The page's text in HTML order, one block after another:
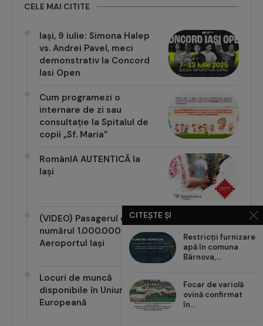
CELE MAI CITITE
Iași, 9 iulie: Simona Halep
vs. Andrei Pavel, meci
demonstrativ la Concord
Iasi Open
Cum programezi o
internare de zi sau
consultație la Spitalul de
copii „Sf. Maria”
RomânIA AUTENTICĂ la
Iași
(VIDEO) Pasagerul cu
numărul 1.000.000 pe
Aeroportul Iași
Locuri de muncă
disponibile în Uniunea
Europeană
CITEȘTE ȘI
Restricții furnizare
apă în comuna
Bârnova,...
Focar de variolă
ovină confirmat
în...